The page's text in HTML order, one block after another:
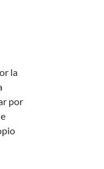
la
por